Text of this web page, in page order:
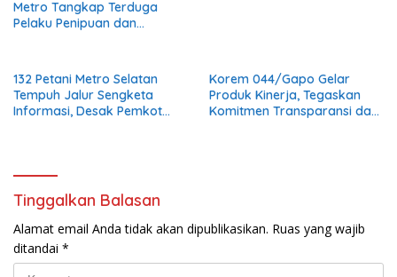
Metro Tangkap Terduga
Pelaku Penipuan dan
132 Petani Metro Selatan
Tempuh Jalur Sengketa
Informasi, Desak Pemkot
Korem 044/Gapo Gelar
Produk Kinerja, Tegaskan
Komitmen Transparansi dan
Tinggalkan Balasan
Alamat email Anda tidak akan dipublikasikan. Ruas yang wajib
ditandai *